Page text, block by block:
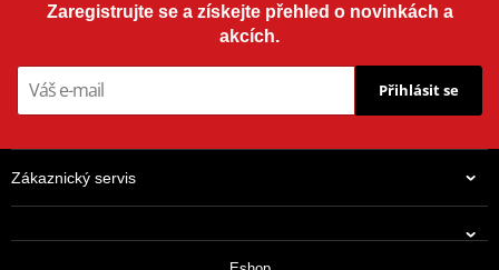
Zaregistrujte se a získejte přehled o novinkách a
akcích.
Přihlásit se
Zákaznický servis